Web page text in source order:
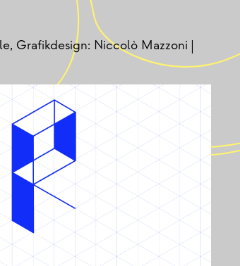
Grafikdesign: Niccolò Mazzoni |